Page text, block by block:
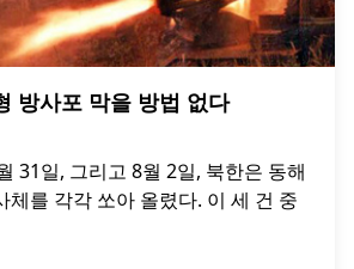
방사포 막을 방법 없다
31일, 그리고 8월 2일, 북한은 동해
체를 각각 쏘아 올렸다. 이 세 건 중